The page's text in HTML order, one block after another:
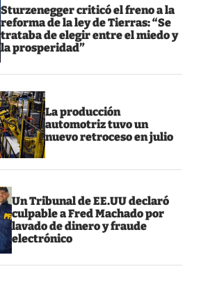
Sturzenegger criticó el freno a la
reforma de la ley de Tierras: “Se
trataba de elegir entre el miedo y
la prosperidad”
La producción
automotriz tuvo un
nuevo retroceso en julio
Un Tribunal de EE.UU declaró
culpable a Fred Machado por
lavado de dinero y fraude
electrónico